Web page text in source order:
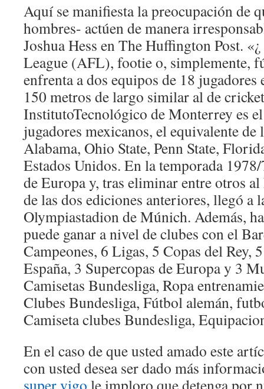
Aquí se manifiesta la preocupación de
hombres- actúen de manera
Joshua Hess en The Huffington Post.
League (AFL), footie o, simplemente,
enfrenta a dos equipos de 18 jugadores
150 metros de largo similar al de
InstitutoTecnológico de Monterrey es
jugadores mexicanos, el equivalente de
Alabama, Ohio State, Penn State,
Estados Unidos. En la temporada
de Europa y, tras eliminar entre otros
de las dos ediciones anteriores, llegó a
Olympiastadion de Múnich. Además,
puede ganar a nivel de clubes con el
Campeones, 6 Ligas, 5 Copas del Rey,
España, 3 Supercopas de Europa y 3
Camisetas Bundesliga, Ropa
Clubes Bundesliga, Fútbol alemán,
Camiseta clubes Bundesliga,
En el caso de que usted amado este
con usted desea ser dado más
super vigo le imploro que detenga por